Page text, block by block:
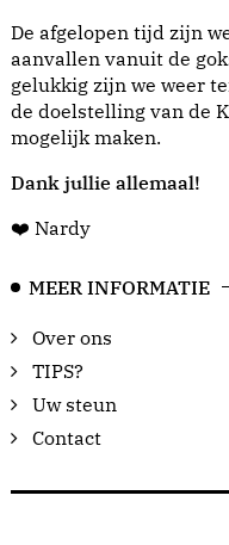
De afgelopen tijd zijn
aanvallen vanuit de
gelukkig zijn we weer
de doelstelling van de
mogelijk maken.
Dank jullie allemaal!
❤️ Nardy
MEER INFORMATIE
Over ons
TIPS?
Uw steun
Contact